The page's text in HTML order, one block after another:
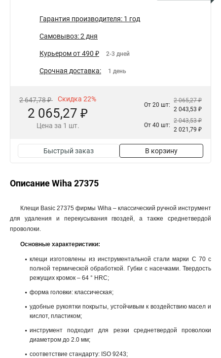
Гарантия производителя: 1 год
Самовывоз: 2 дня
Курьером от 490 ₽ 2-3 дней
Срочная доставка: 1 день
2 647,78 ₽ Скидка 22%
2 065,27 ₽
Цена за 1 шт.
От 20 шт:
2 065,27 ₽
2 043,53 ₽
От 40 шт:
2 043,53 ₽
2 021,79 ₽
Быстрый заказ В корзину
Описание Wiha 27375
Клещи Basic 27375 фирмы Wiha – классический ручной инструмент
для удаления и перекусывания гвоздей, а также среднетвердой
проволоки.
Основные характеристики:
клещи изготовлены из инструментальной стали марки C 70 с
полной термической обработкой. Губки с насечками. Твердость
режущих кромок – 64 ° HRC;
форма головки: классическая;
удобные рукоятки покрыты, устойчивым к воздействию масел и
кислот, пластиком;
инструмент подходит для резки среднетвердой проволоки
диаметром до 2.0 мм;
соответствие стандарту: ISO 9243;